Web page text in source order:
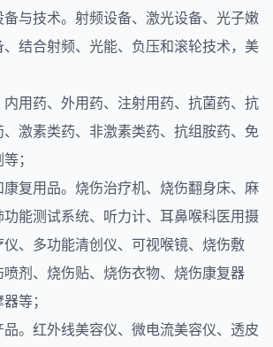
备与技术。射频设备、激光设备、光子嫩
结合射频、光能、负压和滚轮技术，美
内用药、外用药、注射用药、抗菌药、抗
激素类药、非激素类药、抗组胺药、免
；
康复用品。烧伤治疗机、烧伤翻身床、麻
能测试系统、听力计、耳鼻喉科医用摄
、多功能清创仪、可视喉镜、烧伤敷
剂、烧伤贴、烧伤衣物、烧伤康复器
等；
品。红外线美容仪、微电流美容仪、透皮